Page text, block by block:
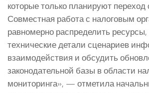
которые только планируют переход
Совместная работа с налоговым
равномерно распределить
технические детали сценариев
взаимодействия и обсудить
законодательной базы в области
мониторинга», — отметила